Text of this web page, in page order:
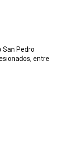
San Pedro
entre